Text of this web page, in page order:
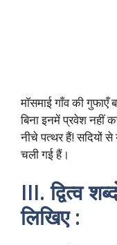
मॉसमाई गाँव की गुफाएँ
बिना इनमें प्रवेश
नीचे पत्थर हैं! सदियों
चली गई हैं।
III. द्वित्व
लिखिए :